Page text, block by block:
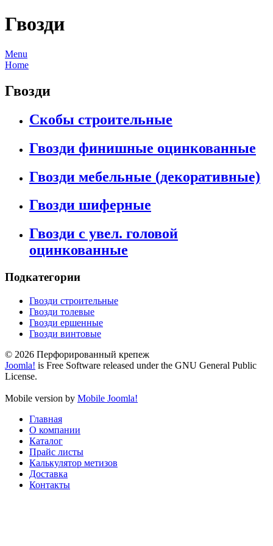
Гвозди
Menu
Home
Гвозди
Скобы строительные
Гвозди финишные оцинкованные
Гвозди мебельные (декоративные)
Гвозди шиферные
Гвозди с увел. головой
оцинкованные
Подкатегории
Гвозди строительные
Гвозди толевые
Гвозди ершенные
Гвозди винтовые
© 2026 Перфорированный крепеж
Joomla! is Free Software released under the GNU General Public
License.
Mobile version by Mobile Joomla!
Главная
О компании
Каталог
Прайс листы
Калькулятор метизов
Доставка
Контакты